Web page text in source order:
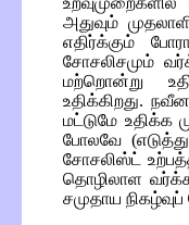
அதுவும்
எதிர்க்கும்
சோசலிசமும்
மற்றொன்று
உதிக்கிறது.
மட்டுமே உதிக்க
போலவே
சோசலிஸ்ட்
தொழிலாள
சமுதாய